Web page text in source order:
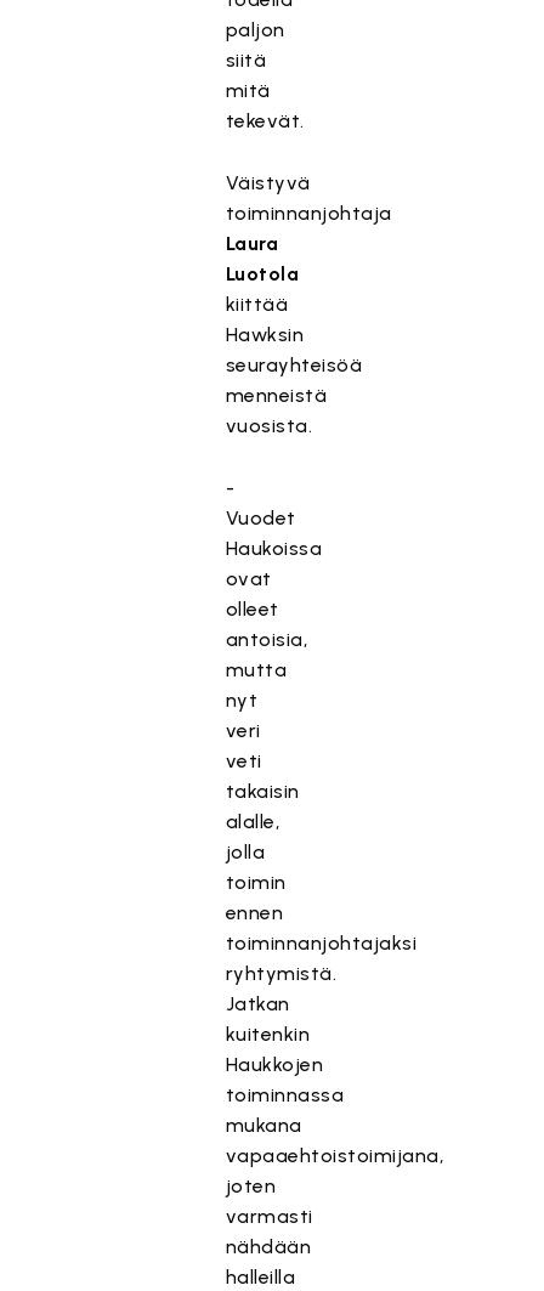
paljon
siitä
mitä
tekevät.
Väistyvä
toiminnanjohtaja
Laura
Luotola
kiittää
Hawksin
seurayhteisöä
menneistä
vuosista.
-
Vuodet
Haukoissa
ovat
olleet
antoisia,
mutta
nyt
veri
veti
takaisin
alalle,
jolla
toimin
ennen
toiminnanjohtajaksi
ryhtymistä.
Jatkan
kuitenkin
Haukkojen
toiminnassa
mukana
vapaaehtoistoimijana,
joten
varmasti
nähdään
halleilla